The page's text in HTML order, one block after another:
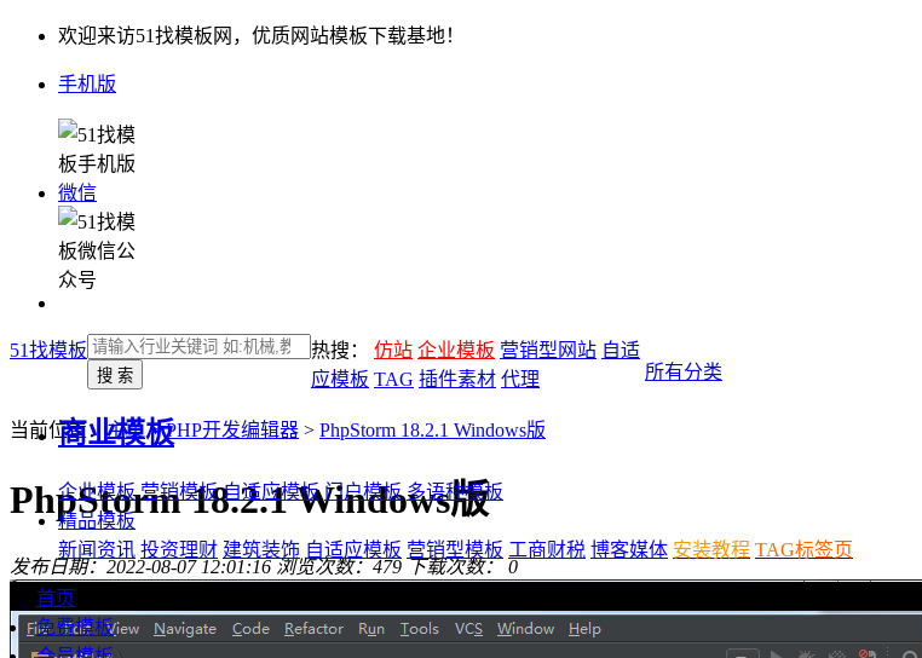
欢迎来访51找模板网，优质网站模板下载基地！
手机版
微信
51找模板 热搜： 仿站 企业模板 营销型网站 自适
应模板 TAG 插件素材 代理 所有分类
商业模板
企业模板 营销模板 自适应模板 门户模板 多语种模板
精品模板
新闻资讯 投资理财 建筑装饰 自适应模板 营销型模板 工商财税 博客媒体 安装教程 TAG标签页
首页
免费模板
当前位置： 主页>PHP开发编辑器 > PhpStorm 18.2.1 Windows版
PhpStorm 18.2.1 Windows版
发布日期： 2022-08-07 12:01:16 浏览次数： 479 下载次数： 0